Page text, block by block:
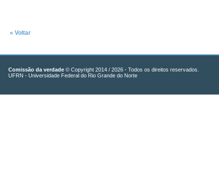
« Voltar
Comissão da verdade © Copyright 2014 / 2026 - Todos os direitos reservados.
UFRN - Universidade Federal do Rio Grande do Norte